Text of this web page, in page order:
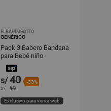
ELBAULDEOTTO
GENÉRICO
Pack 3 Babero Bandana
para Bebé niño
s/40 -33%
s/ 60
Exclusivo para venta web